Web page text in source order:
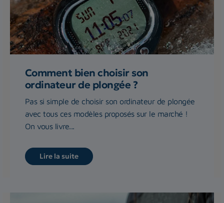
Comment bien choisir son
ordinateur de plongée ?
Pas si simple de choisir son ordinateur de plongée
avec tous ces modèles proposés sur le marché !
On vous livre...
Lire la suite